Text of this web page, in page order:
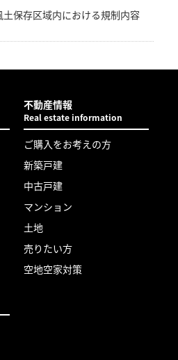
土保存区域内における規制内容
不動産情報
Real estate information
ご購入をお考えの方
新築戸建
中古戸建
マンション
土地
売りたい方
空地空家対策